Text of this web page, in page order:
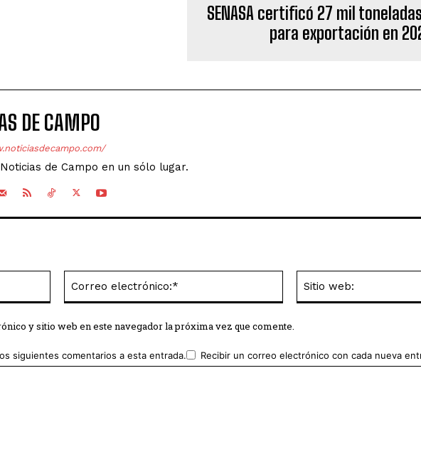
SENASA certificó 27 mil
para exportación en
DE CAMPO
de Campo en un sólo lugar.
electrónico:*
y sitio web en este navegador la próxima vez que comente.
siguientes comentarios a esta entrada. Recibir un correo electrónico con cada nueva